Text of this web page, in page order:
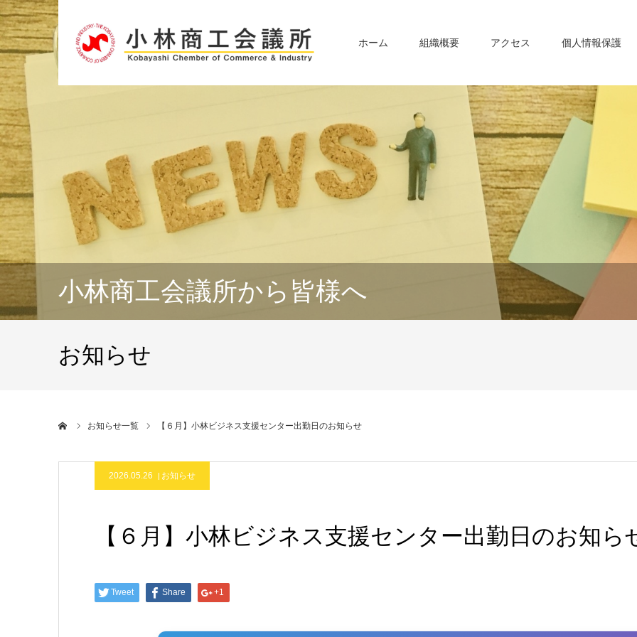
ホーム 組織概要 アクセス 個人情報保護
小林商工会議所から皆様へ
お知らせ
お知らせ一覧 【６月】小林ビジネス支援センター出勤日のお知らせ
2026.05.26 お知らせ
【６月】小林ビジネス支援センター出勤日のお知ら
Tweet Share +1